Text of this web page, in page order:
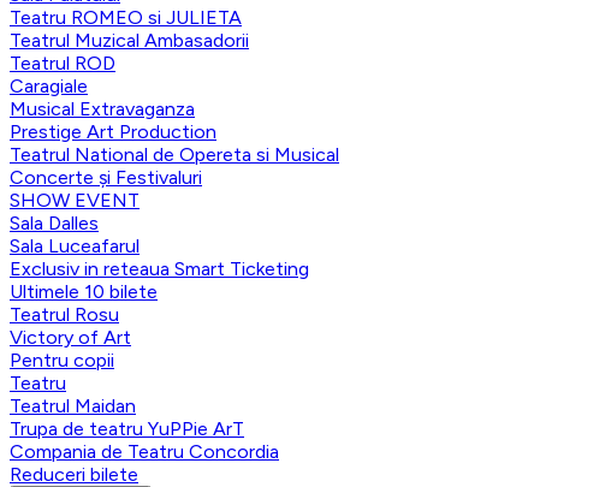
Teatru ROMEO si JULIETA
Teatrul Muzical Ambasadorii
Teatrul ROD
Caragiale
Musical Extravaganza
Prestige Art Production
Teatrul National de Opereta si Musical
Concerte și Festivaluri
SHOW EVENT
Sala Dalles
Sala Luceafarul
Exclusiv in reteaua Smart Ticketing
Ultimele 10 bilete
Teatrul Rosu
Victory of Art
Pentru copii
Teatru
Teatrul Maidan
Trupa de teatru YuPPie ArT
Compania de Teatru Concordia
Reduceri bilete